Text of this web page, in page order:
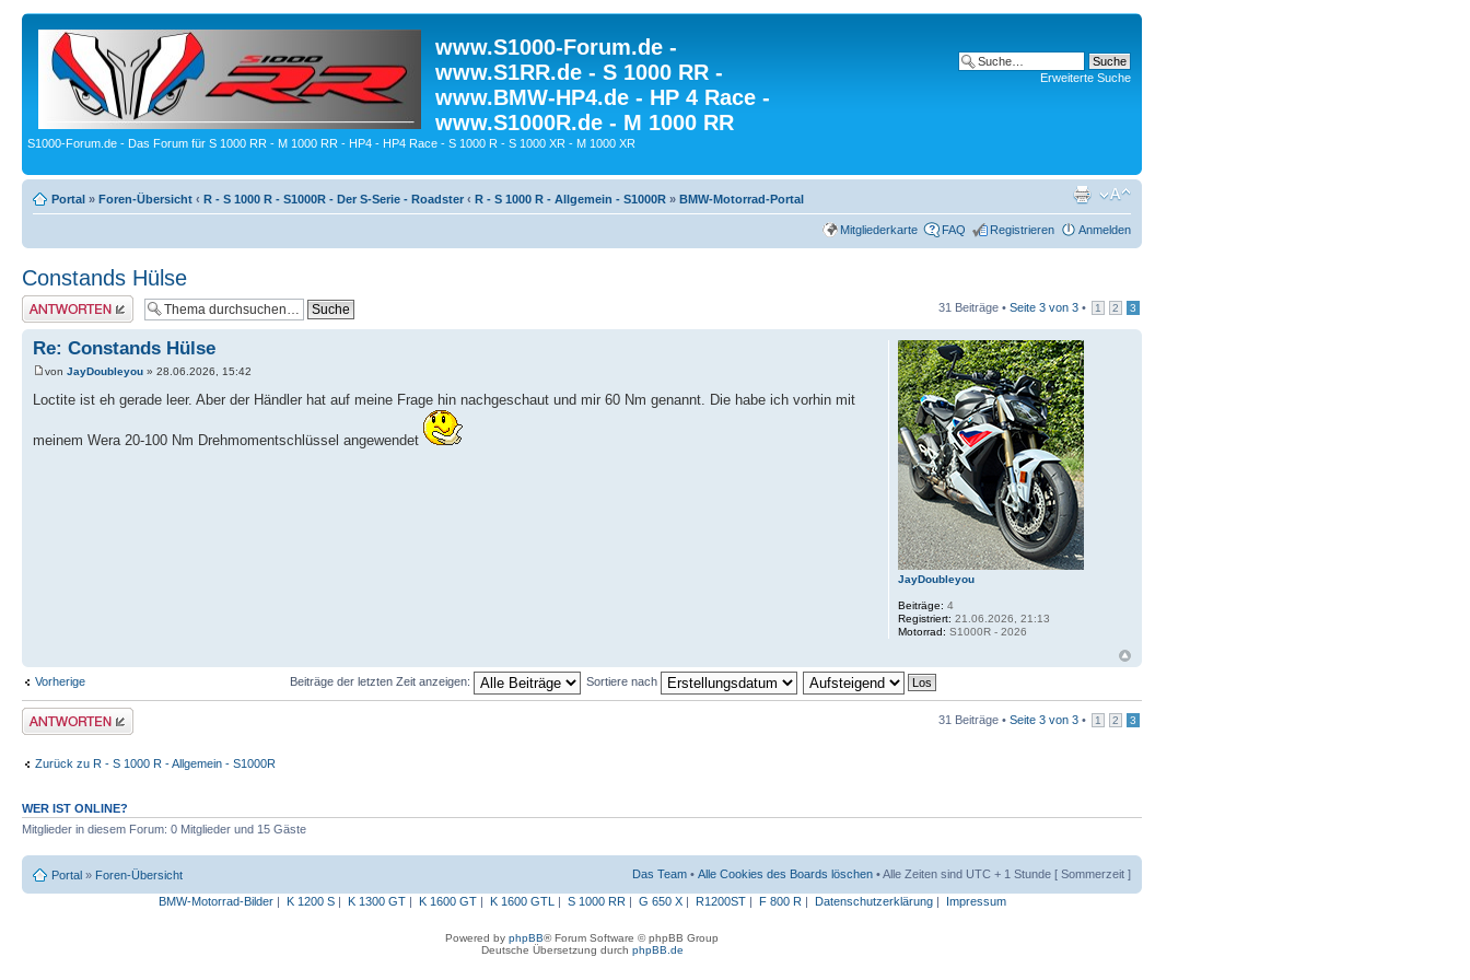
www.S1000-Forum.de -
www.S1RR.de - S 1000 RR -
www.BMW-HP4.de - HP 4 Race -
www.S1000R.de - M 1000 RR
S1000-Forum.de - Das Forum für S 1000 RR - M 1000 RR - HP4 - HP4 Race - S 1000 R - S 1000 XR - M 1000 XR
Erweiterte Suche
Portal » Foren-Übersicht ‹ R - S 1000 R - S1000R - Der S-Serie - Roadster ‹ R - S 1000 R - Allgemein - S1000R » BMW-Motorrad-Portal
Mitgliederkarte FAQ Registrieren Anmelden
Constands Hülse
Antwort erstellen 31 Beiträge • Seite 3 von 3 • 1 2 3
Re: Constands Hülse
von JayDoubleyou » 28.06.2026, 15:42
Loctite ist eh gerade leer. Aber der Händler hat auf meine Frage hin nachgeschaut und mir 60 Nm genannt. Die habe ich vorhin mit
meinem Wera 20-100 Nm Drehmomentschlüssel angewendet
JayDoubleyou
Beiträge: 4
Registriert: 21.06.2026, 21:13
Motorrad: S1000R - 2026
Vorherige Beiträge der letzten Zeit anzeigen: Sortiere nach
Antwort erstellen 31 Beiträge • Seite 3 von 3 • 1 2 3
Zurück zu R - S 1000 R - Allgemein - S1000R
WER IST ONLINE?
Mitglieder in diesem Forum: 0 Mitglieder und 15 Gäste
Portal » Foren-Übersicht Das Team • Alle Cookies des Boards löschen • Alle Zeiten sind UTC + 1 Stunde [ Sommerzeit ]
BMW-Motorrad-Bilder| K 1200 S| K 1300 GT| K 1600 GT| K 1600 GTL | S 1000 RR | G 650 X| R1200ST| F 800 R | Datenschutzerklärung| Impressum
Powered by phpBB® Forum Software © phpBB Group
Deutsche Übersetzung durch phpBB.de